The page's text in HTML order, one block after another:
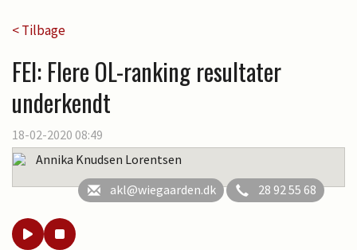
< Tilbage
FEI: Flere OL-ranking resultater
underkendt
18-02-2020 08:49
Annika Knudsen Lorentsen
akl@wiegaarden.dk
28 92 55 68